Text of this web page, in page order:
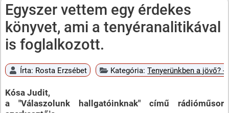
Egyszer vettem egy érdekes
könyvet, ami a tenyéranalitikával
is foglalkozott.
Írta: Rosta Erzsébet Kategória:Tenyerünkben a jövő? -
Kósa Judit,
a "Válaszolunk hallgatóinknak" című rádióműsor